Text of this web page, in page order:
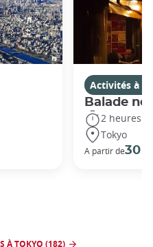
Activités à
Balade
2 heures
Tokyo
A partir de30
À TOKYO (182)